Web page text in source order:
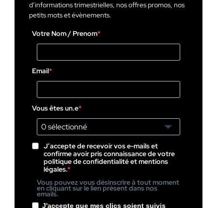
d’informations trimestrielles, nos offres promos, nos
petits mots et évènements.
Votre Nom / Prenom
Email
Vous êtes un.e
0 sélectionné
J’accepte de recevoir vos e-mails et
confirme avoir pris connaissance de votre
politique de confidentialité et mentions
légales.
Vous pouvez vous désinscrire à tout moment
en cliquant sur le lien présent dans nos
emails.
J'accepte que mes clics soient suivis